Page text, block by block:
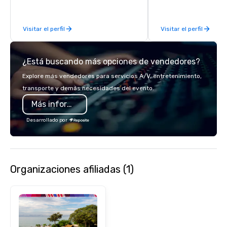
Visitar el perfil Visitar el perfil
¿Está buscando más opciones de vendedores?
Explore más vendedores para servicios A/V, entretenimiento,
transporte y demás necesidades del evento.
Más información
Desarrollado por
Organizaciones afiliadas (1)